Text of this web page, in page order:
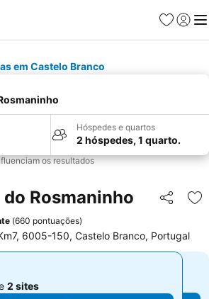
Favoritos
Iniciar
em Castelo Branco
Hóspedes e quartos
2 hóspedes, 1 quarto.
os resultados
Rosmaninho Partilhar
(660 pontuações)
6005-150, Castelo Branco, Portugal
2 sites
2 sites